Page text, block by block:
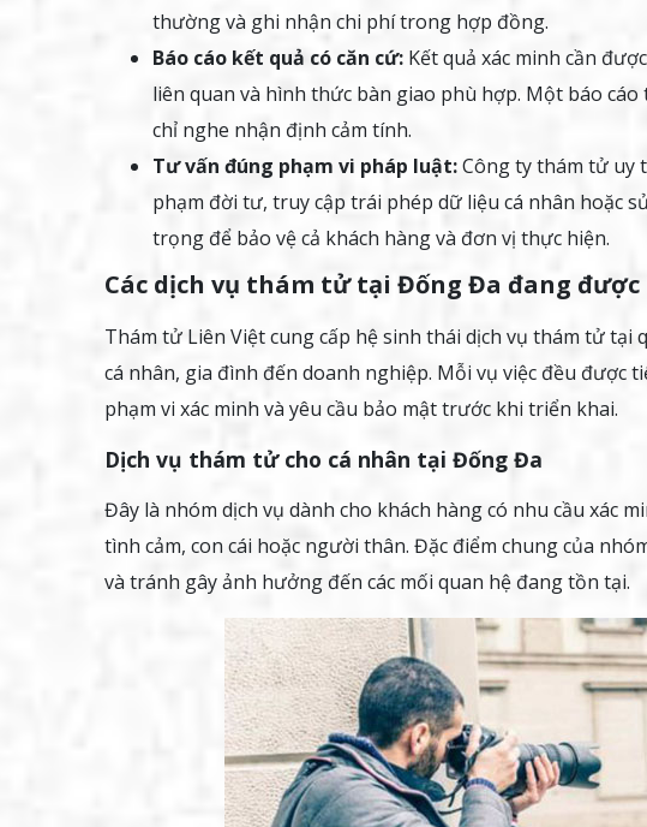
thường và ghi nhận chi phí trong hợp đồng.
Báo cáo kết quả có căn cứ: Kết quả xác minh cần
liên quan và hình thức bàn giao phù hợp. Một báo
chỉ nghe nhận định cảm tính.
Tư vấn đúng phạm vi pháp luật:Công ty thám tử uy
phạm đời tư, truy cập trái phép dữ liệu cá nhân hoặc
trọng để bảo vệ cả khách hàng và đơn vị thực hiện.
Các dịch vụ thám tử tại Đống Đa đang được
Thám tử Liên Việt cung cấp hệ sinh thái dịch vụ thám tử
cá nhân, gia đình đến doanh nghiệp. Mỗi vụ việc đều được
phạm vi xác minh và yêu cầu bảo mật trước khi triển khai.
Dịch vụ thám tử cho cá nhân tại Đống Đa
Đây là nhóm dịch vụ dành cho khách hàng có nhu cầu xác
tình cảm, con cái hoặc người thân. Đặc điểm chung của
và tránh gây ảnh hưởng đến các mối quan hệ đang tồn tại.